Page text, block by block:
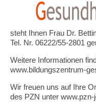
steht Ihnen Frau Dr.
Tel. Nr. 06222/55-2801
Weitere Informationen
www.bildungszentrum-
Wir freuen uns auf Ihre
des PZN unter www.pzn-